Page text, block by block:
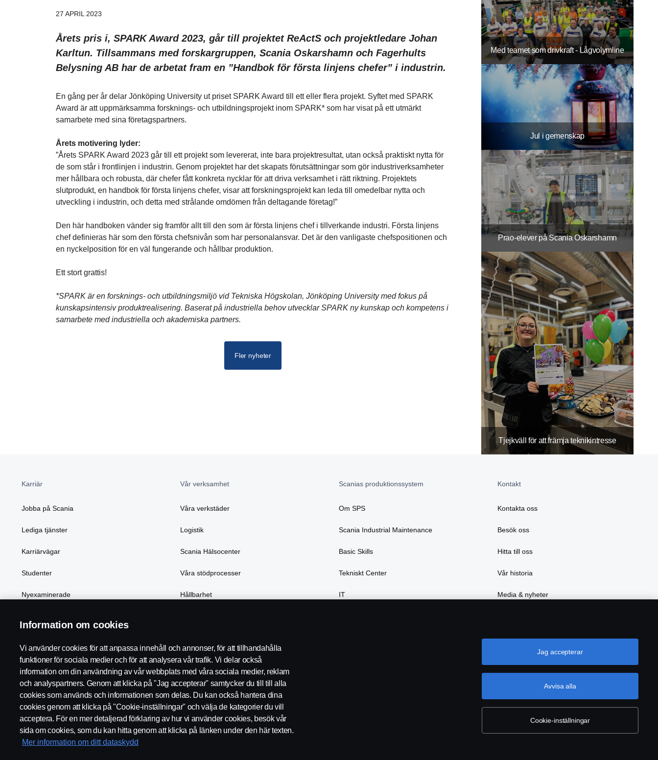
27 APRIL 2023
Årets pris i, SPARK Award 2023, går till projektet ReActS och projektledare Johan
Karltun. Tillsammans med forskargruppen, Scania Oskarshamn och Fagerhults
Belysning AB har de arbetat fram en ”Handbok för första linjens chefer” i industrin.
En gång per år delar Jönköping University ut priset SPARK Award till ett eller flera projekt. Syftet med SPARK
Award är att uppmärksamma forsknings- och utbildningsprojekt inom SPARK* som har visat på ett utmärkt
samarbete med sina företagspartners.
Årets motivering lyder:
”Årets SPARK Award 2023 går till ett projekt som levererat, inte bara projektresultat, utan också praktiskt nytta för
de som står i frontlinjen i industrin. Genom projektet har det skapats förutsättningar som gör industriverksamheter
mer hållbara och robusta, där chefer fått konkreta nycklar för att driva verksamhet i rätt riktning. Projektets
slutprodukt, en handbok för första linjens chefer, visar att forskningsprojekt kan leda till omedelbar nytta och
utveckling i industrin, och detta med strålande omdömen från deltagande företag!”
Den här handboken vänder sig framför allt till den som är första linjens chef i tillverkande industri. Första linjens
chef definieras här som den första chefsnivån som har personalansvar. Det är den vanligaste chefspositionen och
en nyckelposition för en väl fungerande och hållbar produktion.
Ett stort grattis!
*SPARK är en forsknings- och utbildningsmiljö vid Tekniska Högskolan, Jönköping University med fokus på
kunskapsintensiv produktrealisering. Baserat på industriella behov utvecklar SPARK ny kunskap och kompetens i
samarbete med industriella och akademiska partners.
Fler nyheter
Med teamet som drivkraft - Lågvolymline
Jul i gemenskap
Prao-elever på Scania Oskarshamn
Tjejkväll för att främja teknikintresse
Karriär
Jobba på Scania
Lediga tjänster
Karriärvägar
Studenter
Nyexaminerade
Vår verksamhet
Våra verkstäder
Logistik
Scania Hälsocenter
Våra stödprocesser
Hållbarhet
Scanias produktionssystem
Om SPS
Scania Industrial Maintenance
Basic Skills
Tekniskt Center
IT
Kontakt
Kontakta oss
Besök oss
Hitta till oss
Vår historia
Media & nyheter
Regler Integritetspolicy Kontakta oss Visselblåsning Cookie policy Inställningar för cookies
Information om cookies
Vi använder cookies för att anpassa innehåll och annonser, för att tillhandahålla
funktioner för sociala medier och för att analysera vår trafik. Vi delar också
information om din användning av vår webbplats med våra sociala medier, reklam
och analyspartners. Genom att klicka på "Jag accepterar" samtycker du till till alla
cookies som används och informationen som delas. Du kan också hantera dina
cookies genom att klicka på "Cookie-inställningar" och välja de kategorier du vill
acceptera. För en mer detaljerad förklaring av hur vi använder cookies, besök vår
sida om cookies, som du kan hitta genom att klicka på länken under den här texten.
Mer information om ditt dataskydd
Cookie-inställningar
Avvisa alla
Jag accepterar